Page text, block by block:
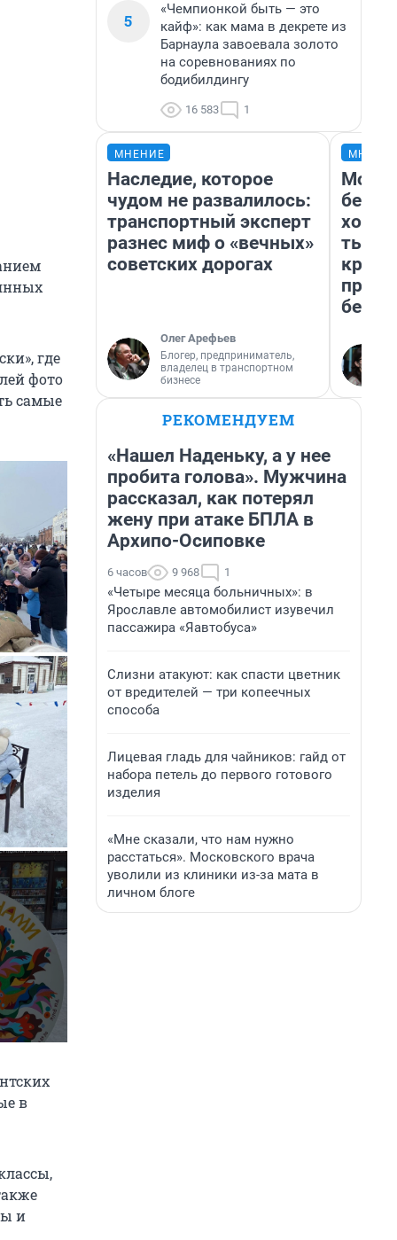
где
фото
самые
в
и
5
«Чемпионкой быть — это
кайф»: как мама в декрете из
Барнаула завоевала золото
на соревнованиях по
бодибилдингу
16 583 1
МНЕНИЕ
Наследие, которое
чудом не развалилось:
транспортный эксперт
разнес миф о «вечных»
советских дорогах
Олег Арефьев
Блогер, предприниматель,
владелец в транспортном
бизнесе
Мой
РЕКОМЕНДУЕМ
«Нашел Наденьку, а у нее
пробита голова». Мужчина
рассказал, как потерял
жену при атаке БПЛА в
Архипо-Осиповке
6 часов 9 968 1
«Четыре месяца больничных»: в
Ярославле автомобилист изувечил
пассажира «Яавтобуса»
Слизни атакуют: как спасти цветник
от вредителей — три копеечных
способа
Лицевая гладь для чайников: гайд от
набора петель до первого готового
изделия
«Мне сказали, что нам нужно
расстаться». Московского врача
уволили из клиники из-за мата в
личном блоге